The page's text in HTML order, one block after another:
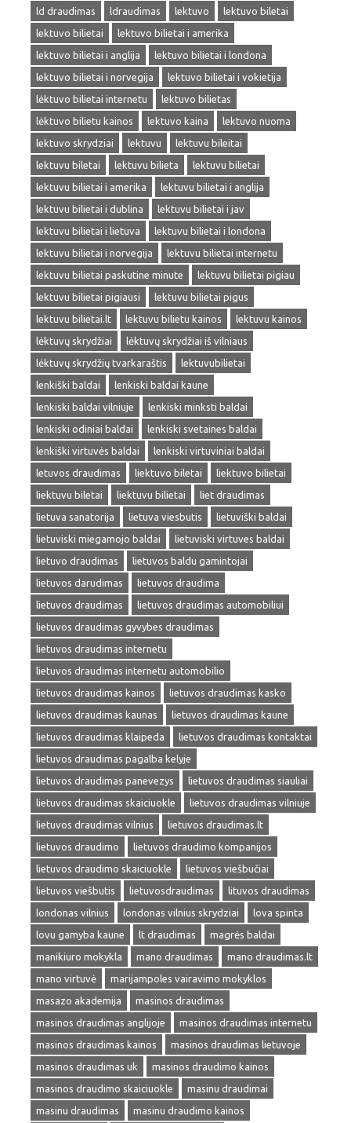
ld draudimas
ldraudimas lektuvo
lektuvo biletai
lektuvo bilietai
lektuvo bilietai i amerika
lektuvo bilietai i anglija
lektuvo bilietai i londona
lektuvo bilietai i norvegija
lektuvo bilietai i vokietija
lėktuvo bilietai internetu
lektuvo bilietas
lėktuvo bilietu kainos
lektuvo kaina
lektuvo nuoma
lektuvo skrydziai
lektuvu
lektuvu bileitai
lektuvu biletai
lektuvu bilieta
lektuvu bilietai
lektuvu bilietai i amerika
lektuvu bilietai i anglija
lektuvu bilietai i dublina
lektuvu bilietai i jav
lektuvu bilietai i lietuva
lektuvu bilietai i londona
lektuvu bilietai i norvegija
lektuvu bilietai internetu
lektuvu bilietai paskutine minute
lektuvu bilietai pigiau
lektuvu bilietai pigiausi
lektuvu bilietai pigus
lektuvu bilietai.lt
lektuvu bilietu kainos
lektuvu kainos
lėktuvų skrydžiai
lėktuvų skrydžiai iš vilniaus
lėktuvų skrydžių tvarkaraštis
lektuvubilietai
lenkiški baldai
lenkiski baldai kaune
lenkiski baldai vilniuje
lenkiski minksti baldai
lenkiski odiniai baldai
lenkiski svetaines baldai
lenkiški virtuvės baldai
lenkiski virtuviniai baldai
letuvos draudimas
liektuvo biletai
liektuvo bilietai
liektuvu biletai
liektuvu bilietai
liet draudimas
lietuva sanatorija
lietuva viesbutis
lietuviški baldai
lietuviski miegamojo baldai
lietuviski virtuves baldai
lietuvo draudimas
lietuvos baldu gamintojai
lietuvos darudimas
lietuvos draudima
lietuvos draudimas
lietuvos draudimas automobiliui
lietuvos draudimas gyvybes draudimas
lietuvos draudimas internetu
lietuvos draudimas internetu automobilio
lietuvos draudimas kainos
lietuvos draudimas kasko
lietuvos draudimas kaunas
lietuvos draudimas kaune
lietuvos draudimas klaipeda
lietuvos draudimas kontaktai
lietuvos draudimas pagalba kelyje
lietuvos draudimas panevezys
lietuvos draudimas siauliai
lietuvos draudimas skaiciuokle
lietuvos draudimas vilniuje
lietuvos draudimas vilnius
lietuvos draudimas.lt
lietuvos draudimo
lietuvos draudimo kompanijos
lietuvos draudimo skaiciuokle
lietuvos viešbučiai
lietuvos viešbutis
lietuvosdraudimas
lituvos draudimas
londonas vilnius
londonas vilnius skrydziai
lova spinta
lovu gamyba kaune
lt draudimas
magrės baldai
manikiuro mokykla
mano draudimas
mano draudimas.lt
mano virtuvė
marijampoles vairavimo mokyklos
masazo akademija
masinos draudimas
masinos draudimas anglijoje
masinos draudimas internetu
masinos draudimas kainos
masinos draudimas lietuvoje
masinos draudimas uk
masinos draudimo kainos
masinos draudimo skaiciuokle
masinu draudimai
masinu draudimas
masinu draudimo kainos